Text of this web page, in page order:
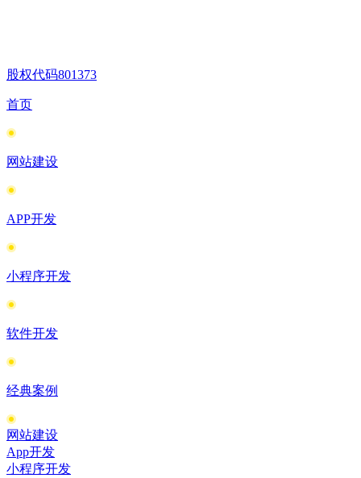
股权代码801373
首页
网站建设
APP开发
小程序开发
软件开发
经典案例
网站建设
App开发
小程序开发